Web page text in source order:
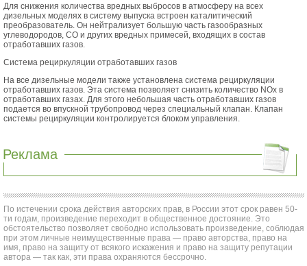
Для снижения количества вредных выбросов в атмосферу на всех
дизельных моделях в систему выпуска встроен каталитический
преобразователь. Он нейтрализует большую часть газообразных
углеводородов, СО и других вредных примесей, входящих в состав
отработавших газов.
Система рециркуляции отработавших газов
На все дизельные модели также установлена система рециркуляции
отработавших газов. Эта система позволяет снизить количество NOx в
отработавших газах. Для этого небольшая часть отработавших газов
подается во впускной трубопровод через специальный клапан. Клапан
системы рециркуляции контролируется блоком управления.
Реклама
По истечении срока действия авторских прав, в России этот срок равен 50-
ти годам, произведение переходит в общественное достояние. Это
обстоятельство позволяет свободно использовать произведение, соблюдая
при этом личные неимущественные права — право авторства, право на
имя, право на защиту от всякого искажения и право на защиту репутации
автора — так как, эти права охраняются бессрочно.